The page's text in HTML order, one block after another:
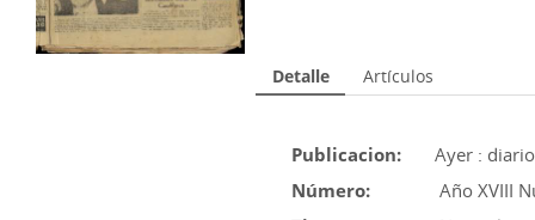
Detalle Artículos
Publicacion:
Ayer :
Número:
Año XVIII